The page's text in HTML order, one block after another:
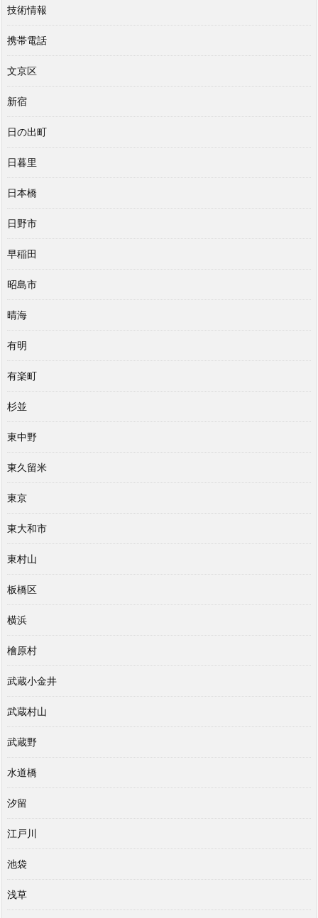
技術情報
携帯電話
文京区
新宿
日の出町
日暮里
日本橋
日野市
早稲田
昭島市
晴海
有明
有楽町
杉並
東中野
東久留米
東京
東大和市
東村山
板橋区
横浜
檜原村
武蔵小金井
武蔵村山
武蔵野
水道橋
汐留
江戸川
池袋
浅草